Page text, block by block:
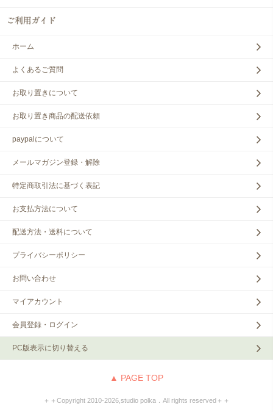
ホーム
よくあるご質問
お取り置きについて
お取り置き商品の配送依頼
paypalについて
メールマガジン登録・解除
特定商取引法に基づく表記
お支払方法について
配送方法・送料について
プライバシーポリシー
お問い合わせ
マイアカウント
会員登録・ログイン
PC版表示に切り替える
▲ PAGE TOP
＋＋Copyright 2010‐2026,studio polka．All rights reserved＋＋